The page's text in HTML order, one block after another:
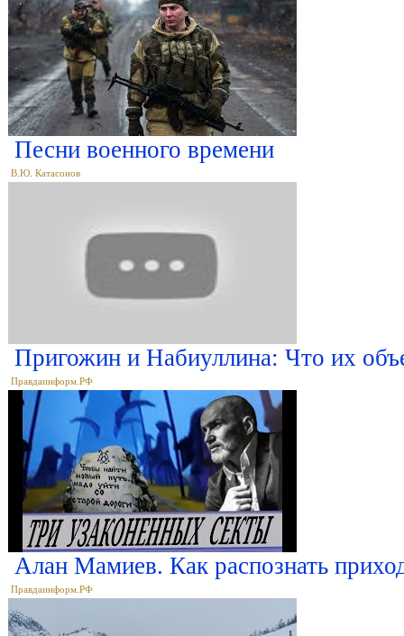
Песни военного времени
В.Ю. Катасонов
Пригожин и Набиуллина: Что их
Правдаинформ.РФ
Алан Мамиев. Как распознать
Правдаинформ.РФ